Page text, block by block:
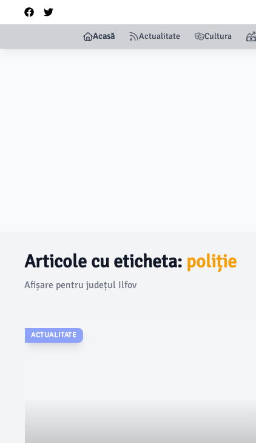
Acasă Actualitate Cultura
Articole cu eticheta: poliție
Afișare pentru județul Ilfov
ACTUALITATE